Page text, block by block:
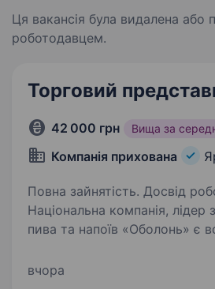
Ця вакансія була видалена або
роботодавцем.
Торговий
42 000 грн Вища за
Компанія прихована
Повна зайнятість. Досвід
Національна компанія, лідер
пива та напоїв «Оболонь» є
континентах асоціює
вчора